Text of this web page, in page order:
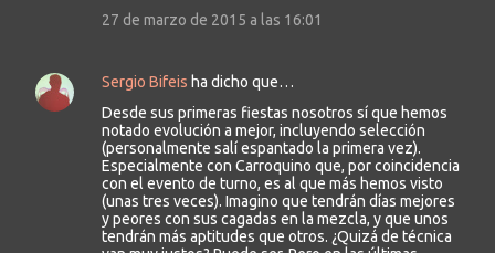
27 de marzo de 2015 a las 16:01
Sergio Bifeis ha dicho que…
Desde sus primeras fiestas nosotros sí que hemos
notado evolución a mejor, incluyendo selección
(personalmente salí espantado la primera vez).
Especialmente con Carroquino que, por coincidencia
con el evento de turno, es al que más hemos visto
(unas tres veces). Imagino que tendrán días mejores
y peores con sus cagadas en la mezcla, y que unos
tendrán más aptitudes que otros. ¿Quizá de técnica